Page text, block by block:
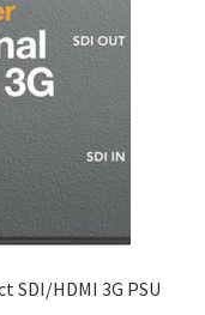
SDI/HDMI 3G PSU